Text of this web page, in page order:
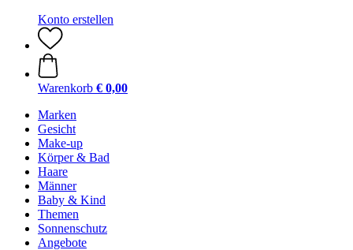
Konto erstellen
Warenkorb € 0,00
Marken
Gesicht
Make-up
Körper & Bad
Haare
Männer
Baby & Kind
Themen
Sonnenschutz
Angebote